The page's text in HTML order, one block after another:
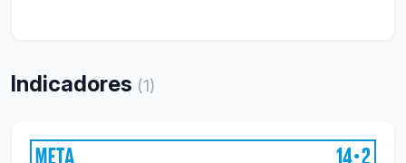
Indicadores (1)
META 14●2